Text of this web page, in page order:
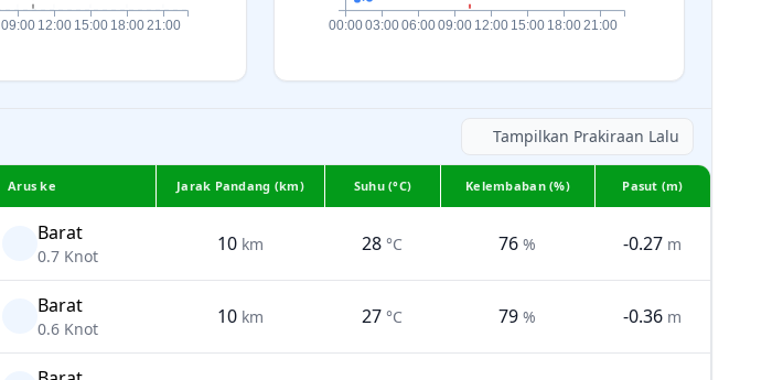
09:00 12:00 15:00 18:00 21:00 00:0003:0006:0009:00 12:00 15:00 18:00 21:00
Tampilkan Prakiraan Lalu
Arus ke Jarak Pandang (km) Suhu (°C) Kelembaban (%) Pasut (m)
Barat
0.7 Knot
10 km 28 °C 76 % -0.27 m
Barat
0.6 Knot
10 km 27 °C 79 % -0.36 m